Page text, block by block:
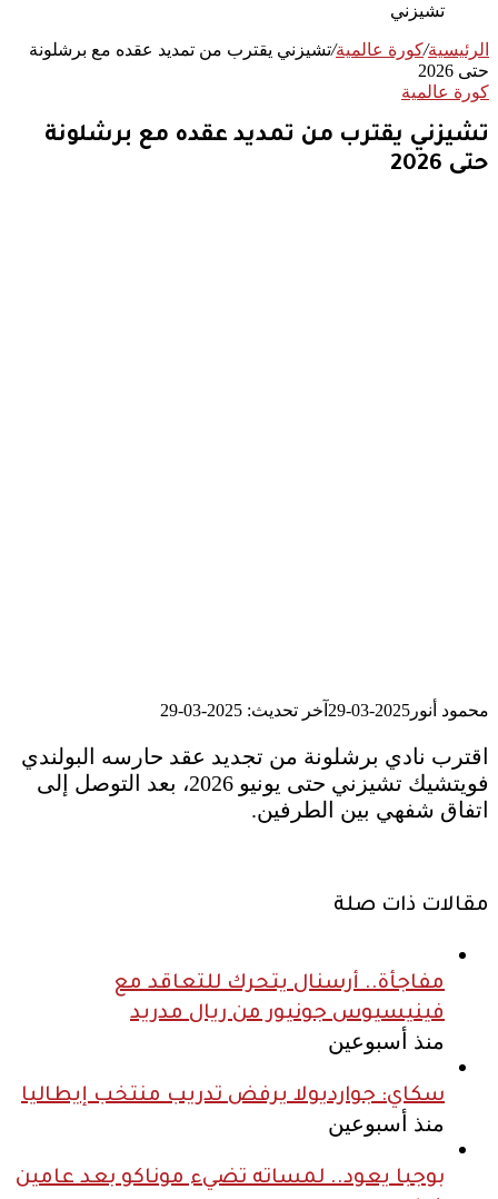
تشيزني
الرئيسية/كورة عالمية/تشيزني يقترب من تمديد عقده مع برشلونة
حتى 2026
كورة عالمية
تشيزني يقترب من تمديد عقده مع برشلونة
حتى 2026
محمود أنور 2025-03-29 آخر تحديث: 2025-03-29
اقترب نادي برشلونة من تجديد عقد حارسه البولندي
فويتشيك تشيزني حتى يونيو 2026، بعد التوصل إلى
اتفاق شفهي بين الطرفين.
مقالات ذات صلة
مفاجأة.. أرسنال يتحرك للتعاقد مع
فينيسيوس جونيور من ريال مدريد
منذ أسبوعين
سكاي: جوارديولا يرفض تدريب منتخب إيطاليا
منذ أسبوعين
بوجبا يعود.. لمساته تضيء موناكو بعد عامين